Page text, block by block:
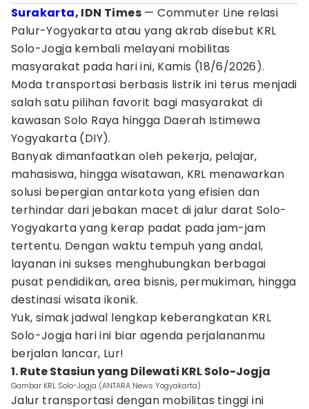
Surakarta, IDN Times — Commuter Line relasi
Palur-Yogyakarta atau yang akrab disebut KRL
Solo-Jogja kembali melayani mobilitas
masyarakat pada hari ini, Kamis (18/6/2026).
Moda transportasi berbasis listrik ini terus menjadi
salah satu pilihan favorit bagi masyarakat di
kawasan Solo Raya hingga Daerah Istimewa
Yogyakarta (DIY).
Banyak dimanfaatkan oleh pekerja, pelajar,
mahasiswa, hingga wisatawan, KRL menawarkan
solusi bepergian antarkota yang efisien dan
terhindar dari jebakan macet di jalur darat Solo-
Yogyakarta yang kerap padat pada jam-jam
tertentu. Dengan waktu tempuh yang andal,
layanan ini sukses menghubungkan berbagai
pusat pendidikan, area bisnis, permukiman, hingga
destinasi wisata ikonik.
Yuk, simak jadwal lengkap keberangkatan KRL
Solo-Jogja hari ini biar agenda perjalananmu
berjalan lancar, Lur!
1. Rute Stasiun yang Dilewati KRL Solo-Jogja
Gambar KRL Solo-Jogja (ANTARA News Yogyakarta)
Jalur transportasi dengan mobilitas tinggi ini